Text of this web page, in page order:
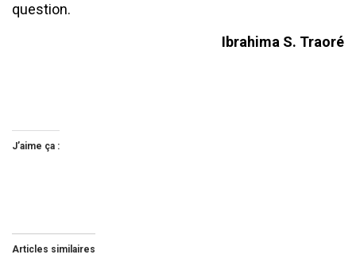
question.
Ibrahima S. Traoré
J’aime ça :
Articles similaires